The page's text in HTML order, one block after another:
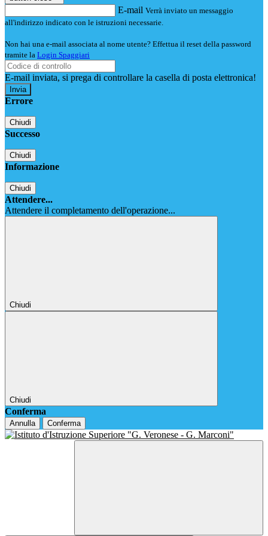
E-mail Verrà inviato un messaggio
all'indirizzo indicato con le istruzioni necessarie.
Non hai una e-mail associata al nome utente? Effettua il reset della password
tramite la Login Spaggiari
E-mail inviata, si prega di controllare la casella di posta elettronica!
Errore
Chiudi
Successo
Chiudi
Informazione
Chiudi
Attendere...
Attendere il completamento dell'operazione...
Chiudi
Chiudi
Conferma
Annulla Conferma